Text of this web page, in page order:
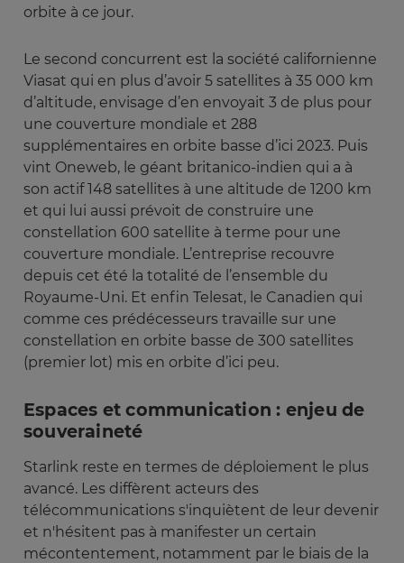
orbite à ce jour.
Le second concurrent est la société californienne
Viasat qui en plus d’avoir 5 satellites à 35 000 km
d’altitude, envisage d’en envoyait 3 de plus pour
une couverture mondiale et 288
supplémentaires en orbite basse d’ici 2023. Puis
vint Oneweb, le géant britanico-indien qui a à
son actif 148 satellites à une altitude de 1200 km
et qui lui aussi prévoit de construire une
constellation 600 satellite à terme pour une
couverture mondiale. L’entreprise recouvre
depuis cet été la totalité de l’ensemble du
Royaume-Uni. Et enfin Telesat, le Canadien qui
comme ces prédécesseurs travaille sur une
constellation en orbite basse de 300 satellites
(premier lot) mis en orbite d’ici peu.
Espaces et communication : enjeu de
souveraineté
Starlink reste en termes de déploiement le plus
avancé. Les diffèrent acteurs des
télécommunications s'inquiètent de leur devenir
et n'hésitent pas à manifester un certain
mécontentement, notamment par le biais de la